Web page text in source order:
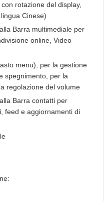
rotazione del display,
Cinese)
Barra multimediale per
online, Video
menu), per la gestione
spegnimento, per la
regolazione del volume
Barra contatti per
feed e aggiornamenti di